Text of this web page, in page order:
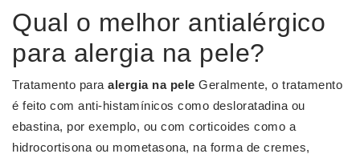
Qual o melhor antialérgico
para alergia na pele?
Tratamento para alergia na pele Geralmente, o tratamento
é feito com anti-histamínicos como desloratadina ou
ebastina, por exemplo, ou com corticoides como a
hidrocortisona ou mometasona, na forma de cremes,